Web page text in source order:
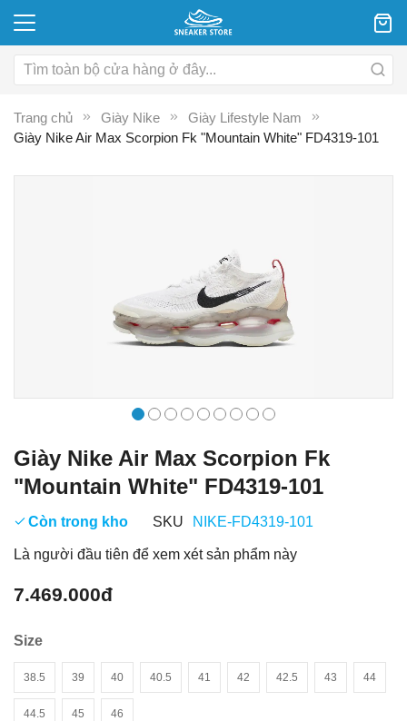
Trang chủ Giày Nike
Giày Lifestyle Nam
Giày Nike Air Max Scorpion Fk "Mountain White" FD4319-101
Giày Nike Air Max Scorpion Fk
"Mountain White" FD4319-101
Còn trong kho SKU NIKE-FD4319-101
Là người đầu tiên để xem xét sản phẩm này
7.469.000đ
Size
38.5 39 40 40.5 41 42 42.5 43 44
44.5 45 46